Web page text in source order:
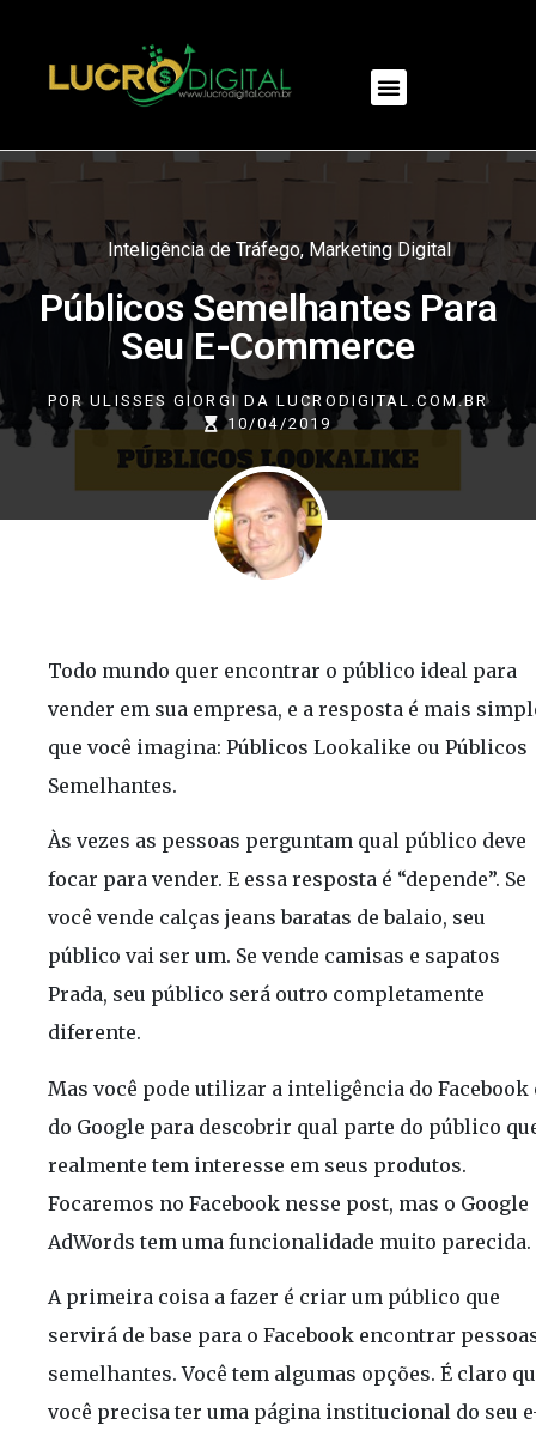
Inteligência de Tráfego,Marketing Digital
Públicos Semelhantes Para
Seu E-Commerce
POR ULISSES GIORGI DA LUCRODIGITAL.COM.BR
10/04/2019
Todo mundo quer encontrar o público ideal para
vender em sua empresa, e a resposta é mais
que você imagina: Públicos Lookalike ou Públicos
Semelhantes.
Às vezes as pessoas perguntam qual público deve
focar para vender. E essa resposta é “depende”. Se
você vende calças jeans baratas de balaio, seu
público vai ser um. Se vende camisas e sapatos
Prada, seu público será outro completamente
diferente.
Mas você pode utilizar a inteligência do Facebook
do Google para descobrir qual parte do público
realmente tem interesse em seus produtos.
Focaremos no Facebook nesse post, mas o Google
AdWords tem uma funcionalidade muito parecida.
A primeira coisa a fazer é criar um público que
servirá de base para o Facebook encontrar
semelhantes. Você tem algumas opções. É claro
você precisa ter uma página institucional do seu